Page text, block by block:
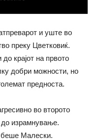
и уште во
преку Цветковиќ.
крајот на првото
добри можности, но
предноста.
во второто
израмнување.
беше Малески.